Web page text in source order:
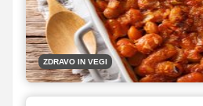
kombinirati.
ZDRAVO IN VEGI